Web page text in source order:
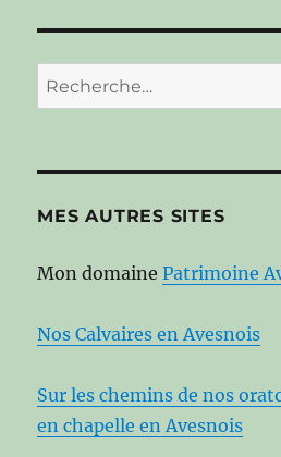
Recherche
pour :
MES AUTRES SITES
Mon domainePatrimoine
Nos Calvaires en Avesnois
Sur les chemins de nos
en chapelle en Avesnois